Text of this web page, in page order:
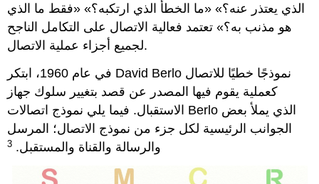
الذي يعتذر عنه؟» «ما الخطأ الذي ارتكبه؟» «فقط ما الذي
هو مذنب به؟» تعتمد فعالية الاتصال على التكامل الناجح
لجميع أجزاء عملية الاتصال.
في عام 1960، ابتكر David Berlo نموذجًا خطيًا للاتصال
كعملية يقوم فيها المصدر عن قصد بتغيير سلوك جهاز
الاستقبال. فيما يلي نموذج اتصالات Berlo الذي يملأ بعض
الجوانب الرئيسية لكل جزء من نموذج الاتصال؛ المرسل
والرسالة والقناة والمستقبل. 3